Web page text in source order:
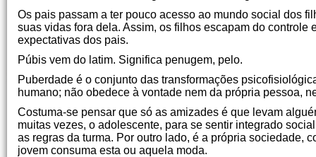
Os pais passam a ter pouco acesso ao mundo social dos
suas vidas fora dela. Assim, os filhos escapam do
expectativas dos pais.
Púbis vem do latim. Significa penugem, pelo.
Puberdade é o conjunto das transformações
humano; não obedece à vontade nem da própria pessoa,
Costuma-se pensar que só as amizades é que levam
muitas vezes, o adolescente, para se sentir integrado
as regras da turma. Por outro lado, é a própria sociedade,
jovem consuma esta ou aquela moda.